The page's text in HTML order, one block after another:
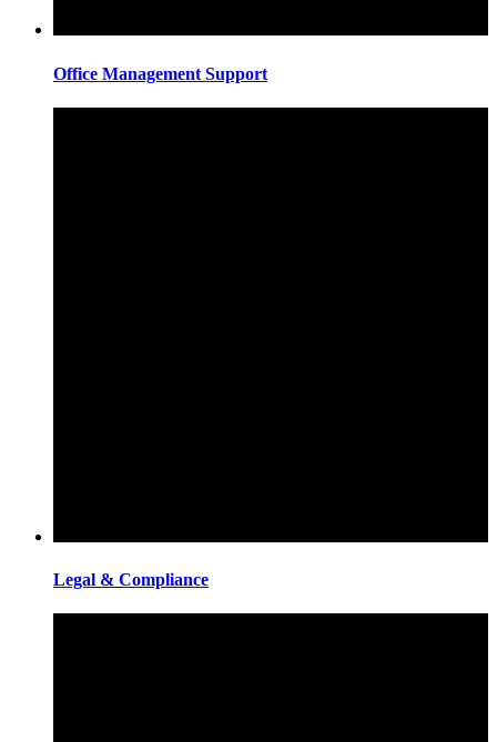
Office Management Support
Legal & Compliance